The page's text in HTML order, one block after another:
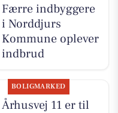
Færre indbyggere
i Norddjurs
Kommune oplever
indbrud
BOLIGMARKED
Århusvej 11 er til